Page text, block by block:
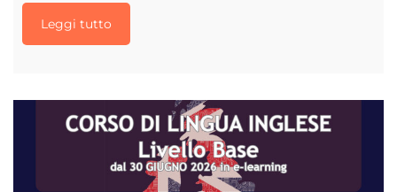
Leggi tutto